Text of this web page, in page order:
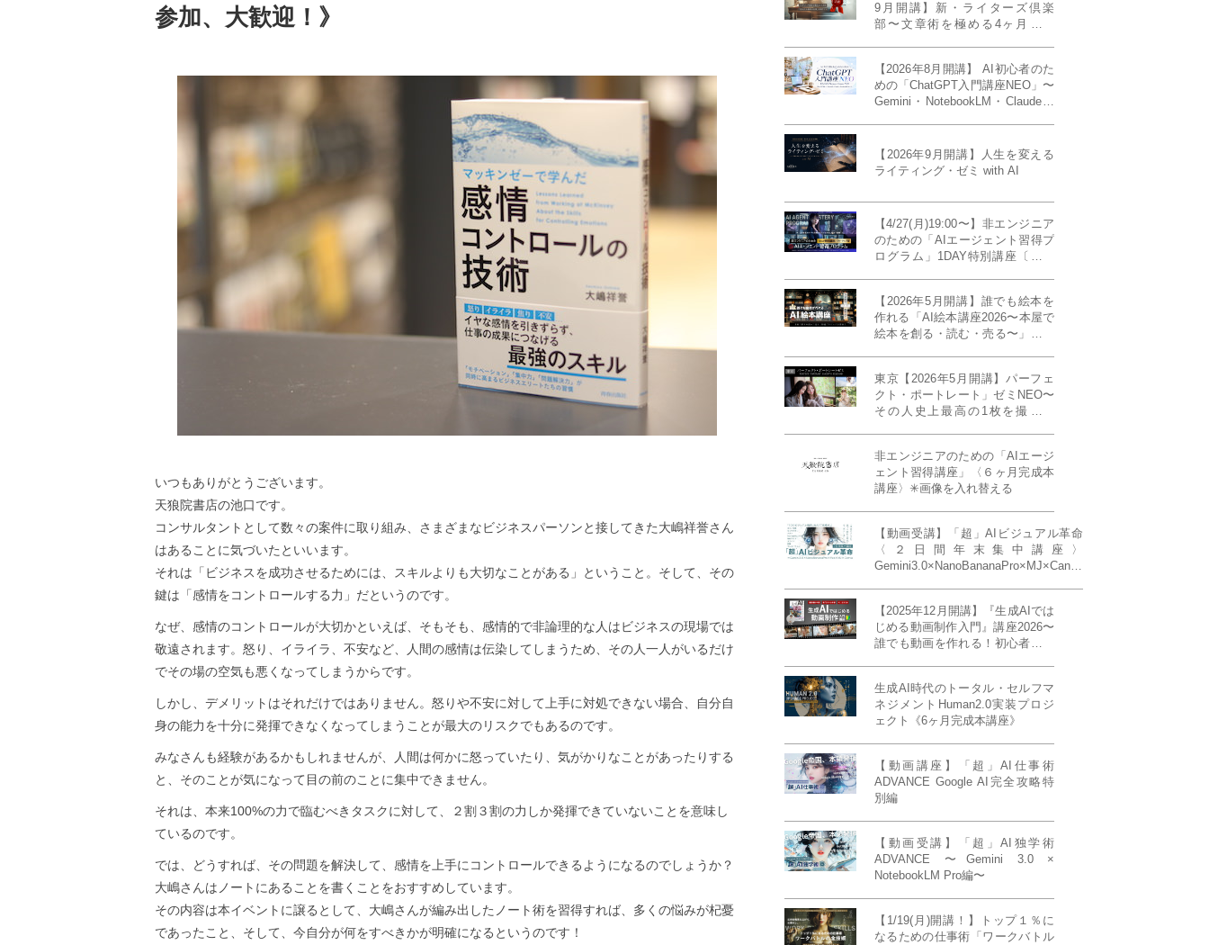
参加、大歓迎！》
いつもありがとうございます。
天狼院書店の池口です。
コンサルタントとして数々の案件に取り組み、さまざまなビジネスパーソンと接してきた大嶋祥誉さん
はあることに気づいたといいます。
それは「ビジネスを成功させるためには、スキルよりも大切なことがある」ということ。そして、その
鍵は「感情をコントロールする力」だというのです。
なぜ、感情のコントロールが大切かといえば、そもそも、感情的で非論理的な人はビジネスの現場では
敬遠されます。怒り、イライラ、不安など、人間の感情は伝染してしまうため、その人一人がいるだけ
でその場の空気も悪くなってしまうからです。
しかし、デメリットはそれだけではありません。怒りや不安に対して上手に対処できない場合、自分自
身の能力を十分に発揮できなくなってしまうことが最大のリスクでもあるのです。
みなさんも経験があるかもしれませんが、人間は何かに怒っていたり、気がかりなことがあったりする
と、そのことが気になって目の前のことに集中できません。
それは、本来100%の力で臨むべきタスクに対して、２割３割の力しか発揮できていないことを意味し
ているのです。
では、どうすれば、その問題を解決して、感情を上手にコントロールできるようになるのでしょうか？
大嶋さんはノートにあることを書くことをおすすめしています。
その内容は本イベントに譲るとして、大嶋さんが編み出したノート術を習得すれば、多くの悩みが杞憂
であったこと、そして、今自分が何をすべきかが明確になるというのです！
9月開講】新・ライターズ倶楽
部〜文章術を極める4ヶ月講義
【2026年8月開講】 AI初心者のた
めの「ChatGPT入門講座NEO」〜
Gemini・NotebookLM・Claudeま
座〕
【2026年9月開講】人生を変える
ライティング・ゼミ with AI
【4/27(月)19:00〜】非エンジニア
のための「AIエージェント習得プ
ログラム」1DAY特別講座〔パワ
【2026年5月開講】誰でも絵本を
作れる「AI絵本講座2026〜本屋で
絵本を創る・読む・売る〜」イン
20名限定》
東京【2026年5月開講】パーフェ
クト・ポートレート」ゼミNEO〜
その人史上最高の1枚を撮る！
催）」《初参加大歓迎／12名限
定》
非エンジニアのための「AIエージ
ェント習得講座」〈６ヶ月完成本
講座〉✳︎画像を入れ替える
【動画受講】「超」AIビジュアル革命
〈２日間年末集中講座〉
Gemini3.0×NanoBananaPro×MJ×Canva
【2025年12月開講】『生成AIでは
じめる動画制作入門』講座2026〜
誰でも動画を作れる！初心者から
生成AI時代のトータル・セルフマ
ネジメントHuman2.0実装プロジ
ェクト《6ヶ月完成本講座》
【動画講座】「超」AI仕事術
ADVANCE Google AI完全攻略特
別編
【動画受講】「超」AI独学術
ADVANCE 〜Gemini 3.0 ×
NotebookLM Pro編〜
【1/19(月)開講！】トップ１％に
なるための仕事術「ワークバトル